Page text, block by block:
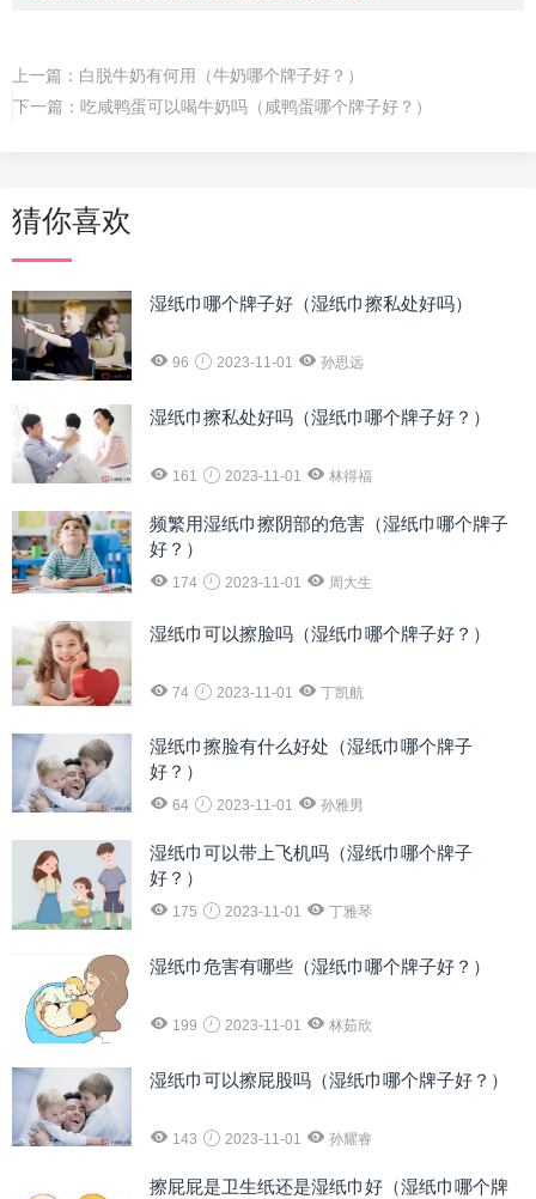
上一篇： 白脱牛奶有何用（牛奶哪个牌子好？）
下一篇： 吃咸鸭蛋可以喝牛奶吗（咸鸭蛋哪个牌子好？）
猜你喜欢
湿纸巾哪个牌子好（湿纸巾擦私处好吗）
96 2023-11-01 孙思远
湿纸巾擦私处好吗（湿纸巾哪个牌子好？）
161 2023-11-01 林得福
频繁用湿纸巾擦阴部的危害（湿纸巾哪个牌子
好？）
174 2023-11-01 周大生
湿纸巾可以擦脸吗（湿纸巾哪个牌子好？）
74 2023-11-01 丁凯航
湿纸巾擦脸有什么好处（湿纸巾哪个牌子
好？）
64 2023-11-01 孙雅男
湿纸巾可以带上飞机吗（湿纸巾哪个牌子
好？）
175 2023-11-01 丁雅琴
湿纸巾危害有哪些（湿纸巾哪个牌子好？）
199 2023-11-01 林茹欣
湿纸巾可以擦屁股吗（湿纸巾哪个牌子好？）
143 2023-11-01 孙耀睿
擦屁屁是卫生纸还是湿纸巾好（湿纸巾哪个牌